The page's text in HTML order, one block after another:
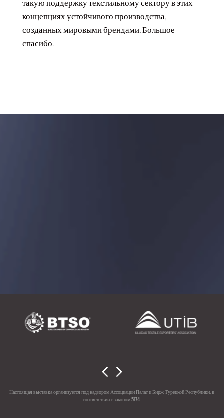
концепциях устойчивого производства,
созданных мировыми брендами. Большое
спасибо.
Настоящая выставка организуется под надзором Ассоциации Палат и Бирж Турецкой Республики, в
соответствии с законом 5174.